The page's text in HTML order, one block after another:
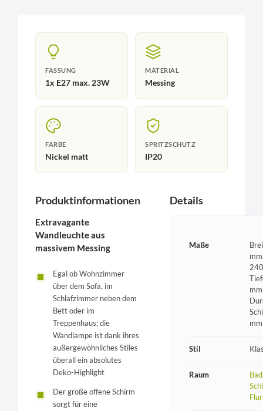
FASSUNG
1x E27 max. 23W
MATERIAL
Messing
FARBE
Nickel matt
SPRITZSCHUTZ
IP20
Produktinformationen
Extravagante
Wandleuchte aus
massivem Messing
Egal ob Wohnzimmer
über dem Sofa, im
Schlafzimmer neben dem
Bett oder im
Treppenhaus; die
Wandlampe ist dank ihres
außergewöhnliches Stiles
überall ein absolutes
Deko-Highlight
Der große offene Schirm
sorgt für eine
Details
Maße
mm
Stil
Raum Bad
Flur